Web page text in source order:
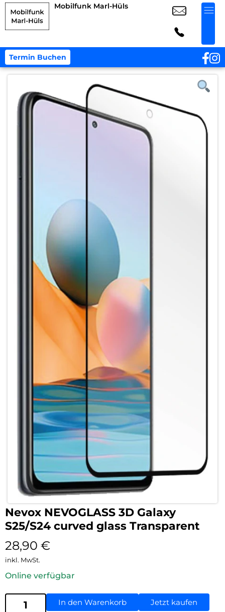
Mobilfunk Marl-Hüls
Termin Buchen
Nevox NEVOGLASS 3D Galaxy
S25/S24 curved glass Transparent
28,90 €
inkl. MwSt.
Online verfügbar
In den Warenkorb Jetzt kaufen